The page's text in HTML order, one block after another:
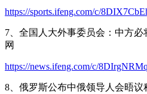
https://sports.ifeng.com/c/
7、全国人大外事委员会：中方
网
https://news.ifeng.com/c/
8、俄罗斯公布中俄领导人会晤议